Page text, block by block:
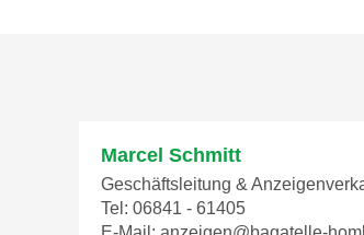
Marcel Schmitt
Geschäftsleitung &
Tel: 06841 - 61405